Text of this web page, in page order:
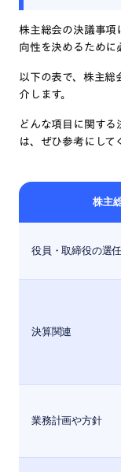
株主総会の決議事項
向性を決めるために
以下の表で、株主総
介します。
どんな項目に関する
は、ぜひ参考にして
株主
役員・取締役の選
決算関連
業務計画や方針